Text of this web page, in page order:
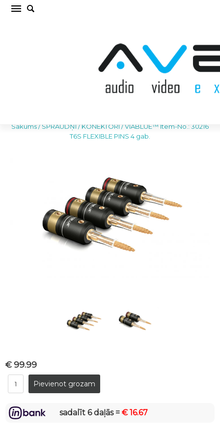
VIABLUE™ Item-No.: 30216 T6S FLEXIBLE PINS
Sākums/ SPRAUDŅI / KONEKTORI /VIABLUE™ Item-No.: 30216
T6S FLEXIBLE PINS 4 gab.
€ 99.99
sadalīt 6 daļās =€ 16.67